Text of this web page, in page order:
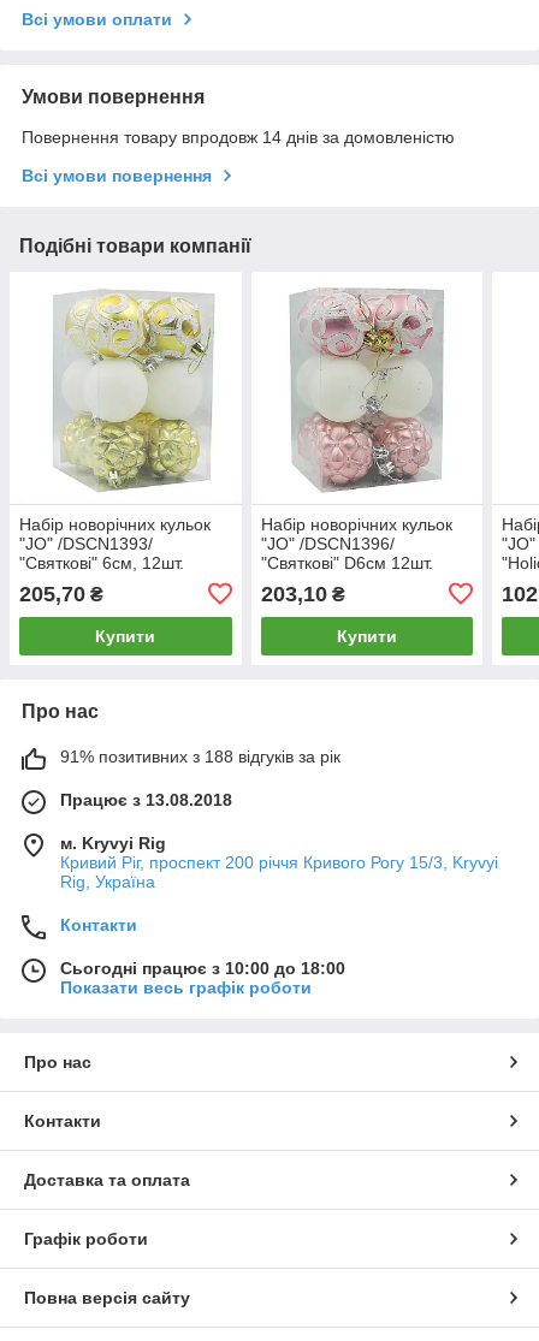
Всі умови оплати
Умови повернення
Повернення товару впродовж 14 днів за домовленістю
Всі умови повернення
Подібні товари компанії
Набір новорічних кульок
"JO" /DSCN1393/
"Святкові" 6см, 12шт.
205,70 ₴
Купити
Набір новорічних кульок
"JO" /DSCN1396/
"Святкові" D6см 12шт.
203,10₴
Купити
"JO"
Про нас
91% позитивних з 188 відгуків за рік
Працює з 13.08.2018
м. Kryvyi Rig
Кривий Ріг, проспект 200 річчя Кривого Рогу 15/3, Kryvyi
Rig, Україна
Контакти
Сьогодні працює з 10:00 до 18:00
Показати весь графік роботи
Про нас
Контакти
Доставка та оплата
Графік роботи
Повна версія сайту